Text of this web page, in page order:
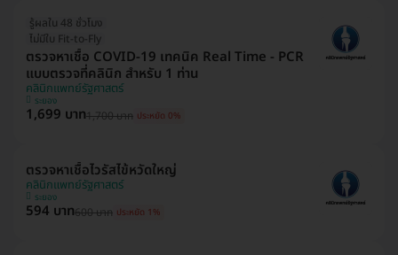
รู้ผลใน 48 ชั่วโมง
ไม่มีใบ Fit-to-Fly
ตรวจหาเชื้อ COVID-19 เทคนิค Real Time - PCR
แบบตรวจที่คลินิก สำหรับ 1 ท่าน
คลินิกแพทย์รัฐศาสตร์
ระยอง
1,699 บาท1,700 บาท ประหยัด 0%
ตรวจหาเชื้อไวรัสไข้หวัดใหญ่
คลินิกแพทย์รัฐศาสตร์
ระยอง
594 บาท600 บาท ประหยัด 1%